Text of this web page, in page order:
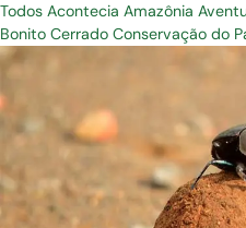
Todos Acontecia Amazônia
Bonito Cerrado Conservação do